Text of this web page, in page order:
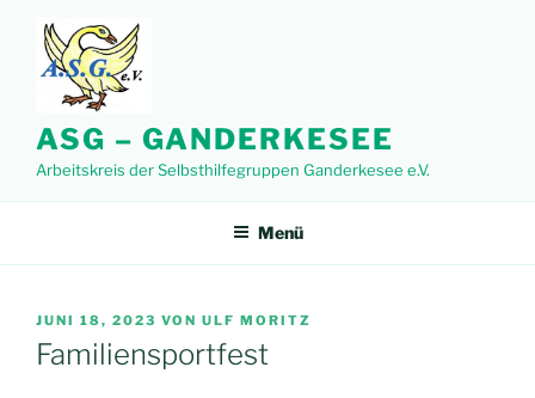
Inhalt
springen
ASG – GANDERKESEE
Arbeitskreis der Selbsthilfegruppen Ganderkesee e.V.
Menü
VERÖFFENTLICHT
AM
JUNI 18, 2023 VON ULF MORITZ
Familiensportfest